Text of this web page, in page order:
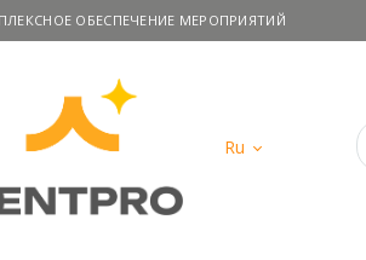
ОБЕСПЕЧЕНИЕ МЕРОПРИЯТИЙ
Ru